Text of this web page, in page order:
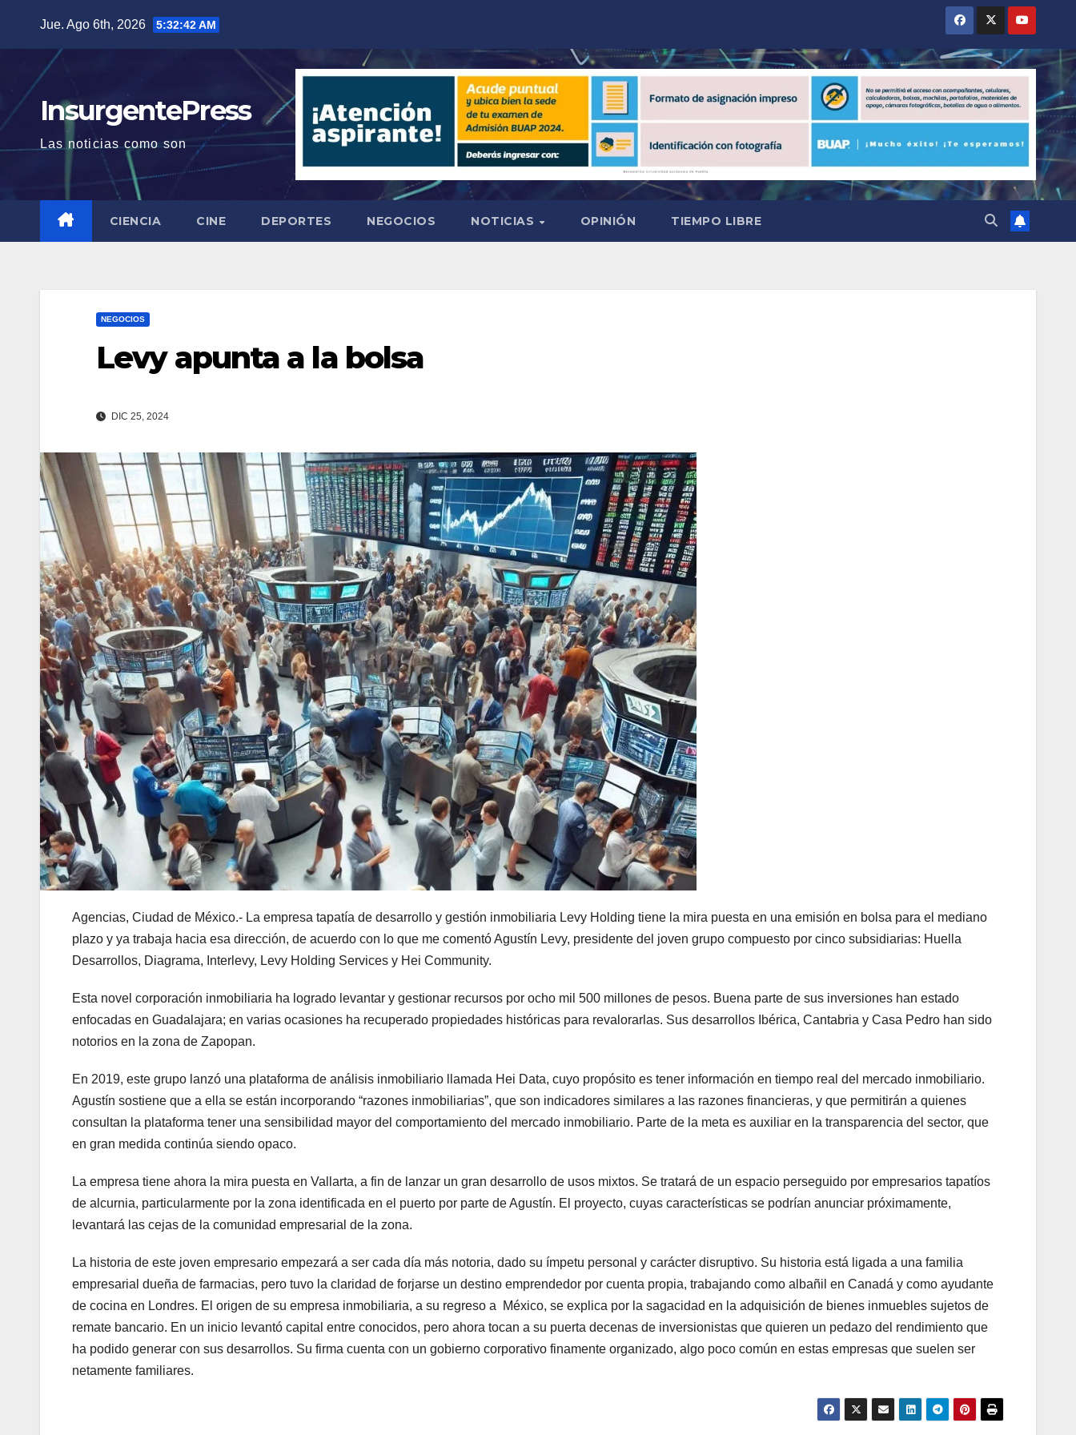
contenido
Jue. Ago 6th, 2026 5:32:43 AM
InsurgentePress
Las noticias como son
CIENCIA CINE DEPORTES NEGOCIOS NOTICIAS OPINIÓN TIEMPO LIBRE
NEGOCIOS
Levy apunta a la bolsa
DIC 25, 2024
Agencias, Ciudad de México.- La empresa tapatía de desarrollo y gestión inmobiliaria Levy Holding tiene la mira puesta en una emisión en bolsa para el mediano
plazo y ya trabaja hacia esa dirección, de acuerdo con lo que me comentó Agustín Levy, presidente del joven grupo compuesto por cinco subsidiarias: Huella
Desarrollos, Diagrama, Interlevy, Levy Holding Services y Hei Community.
Esta novel corporación inmobiliaria ha logrado levantar y gestionar recursos por ocho mil 500 millones de pesos. Buena parte de sus inversiones han estado
enfocadas en Guadalajara; en varias ocasiones ha recuperado propiedades históricas para revalorarlas. Sus desarrollos Ibérica, Cantabria y Casa Pedro han sido
notorios en la zona de Zapopan.
En 2019, este grupo lanzó una plataforma de análisis inmobiliario llamada Hei Data, cuyo propósito es tener información en tiempo real del mercado inmobiliario.
Agustín sostiene que a ella se están incorporando “razones inmobiliarias”, que son indicadores similares a las razones financieras, y que permitirán a quienes
consultan la plataforma tener una sensibilidad mayor del comportamiento del mercado inmobiliario. Parte de la meta es auxiliar en la transparencia del sector, que
en gran medida continúa siendo opaco.
La empresa tiene ahora la mira puesta en Vallarta, a fin de lanzar un gran desarrollo de usos mixtos. Se tratará de un espacio perseguido por empresarios tapatíos
de alcurnia, particularmente por la zona identificada en el puerto por parte de Agustín. El proyecto, cuyas características se podrían anunciar próximamente,
levantará las cejas de la comunidad empresarial de la zona.
La historia de este joven empresario empezará a ser cada día más notoria, dado su ímpetu personal y carácter disruptivo. Su historia está ligada a una familia
empresarial dueña de farmacias, pero tuvo la claridad de forjarse un destino emprendedor por cuenta propia, trabajando como albañil en Canadá y como ayudante
de cocina en Londres. El origen de su empresa inmobiliaria, a su regreso a México, se explica por la sagacidad en la adquisición de bienes inmuebles sujetos de
remate bancario. En un inicio levantó capital entre conocidos, pero ahora tocan a su puerta decenas de inversionistas que quieren un pedazo del rendimiento que
ha podido generar con sus desarrollos. Su firma cuenta con un gobierno corporativo finamente organizado, algo poco común en estas empresas que suelen ser
netamente familiares.